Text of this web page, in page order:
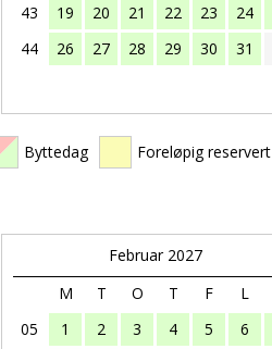
43
19 20 21 22 23 24
44
26 27 28 29 30 31
Byttedag Foreløpig reservert
Februar 2027
M
T O T F L
05
1 2 3 4 5 6